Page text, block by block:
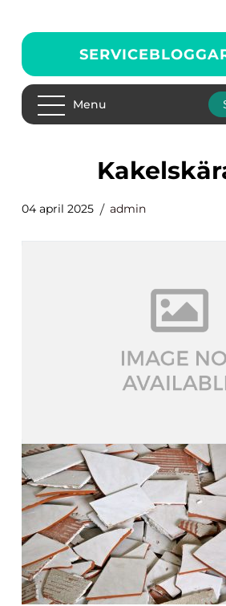
Menu
04 april 2025 admin